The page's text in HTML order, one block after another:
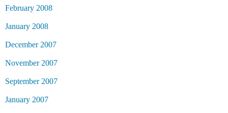
February 2008
January 2008
December 2007
November 2007
September 2007
January 2007